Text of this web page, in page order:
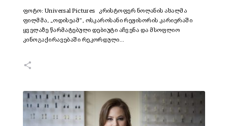
ფოტო: Universal Pictures კრისტოფერ ნოლანის ახალმა
ფილმმა, „ოდისეამ“, ოსკაროსანი რეჟისორის კარიერაში
ყველაზე წარმატებული დებიუტი აჩვენა და მსოფლიო
კინოგაქირავებაში რეკორდული…